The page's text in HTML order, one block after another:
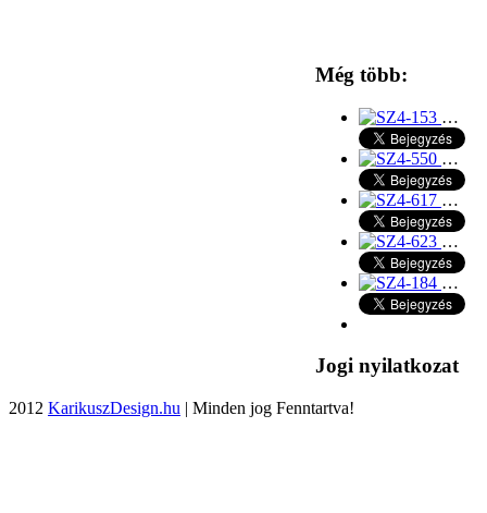
Még több:
…
…
…
…
…
Jogi nyilatkozat
2012 KarikuszDesign.hu | Minden jog Fenntartva!